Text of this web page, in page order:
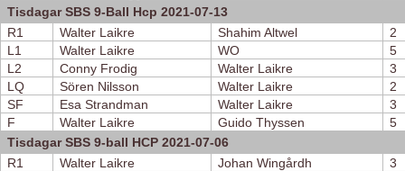
Tisdagar SBS 9-Ball Hcp 2021-07-13
R1
Walter Laikre Shahim Altwel
2
L1
Walter Laikre WO
5
L2
Conny Frodig Walter Laikre
3
LQ
Sören Nilsson Walter Laikre
2
SF
Esa Strandman Walter Laikre
3
F
Walter Laikre Guido Thyssen
5
Tisdagar SBS 9-ball HCP 2021-07-06
R1
Walter Laikre Johan Wingårdh
3